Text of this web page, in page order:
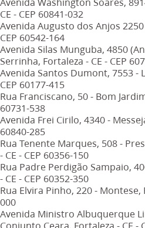
CE - CEP 60841-032
Avenida Augusto dos Anjos
CEP 60542-164
Avenida Silas Munguba, 4850
Serrinha, Fortaleza - CE - CEP
Avenida Santos Dumont, 7553 -
CEP 60177-415
Rua Franciscano, 50 - Bom
60731-538
Avenida Frei Cirilo, 4340 -
60840-285
Rua Tenente Marques, 508 -
- CE - CEP 60356-150
Rua Padre Perdigão Sampaio,
- CE - CEP 60352-350
Rua Elvira Pinho, 220 - Montese,
000
Avenida Ministro Albuquerque